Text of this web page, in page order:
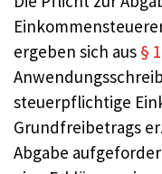
ergeben sich aus §
steuerpflichtige
Grundfreibetrags
Abgabe